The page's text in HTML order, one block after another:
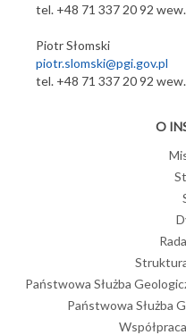
tel. +48 71 337 20 92
Piotr Słomski
piotr.slomski@pgi.gov.pl
tel. +48 71 337 20 92
O
Państwowa Służba
Państwowa Służba